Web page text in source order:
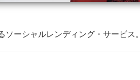
ーシャルレンディング・サービス。